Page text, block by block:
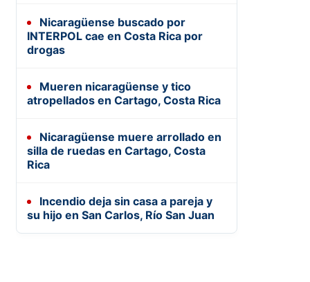
Nicaragüense buscado por
INTERPOL cae en Costa Rica por
drogas
Mueren nicaragüense y tico
atropellados en Cartago, Costa Rica
Nicaragüense muere arrollado en
silla de ruedas en Cartago, Costa
Rica
Incendio deja sin casa a pareja y
su hijo en San Carlos, Río San Juan